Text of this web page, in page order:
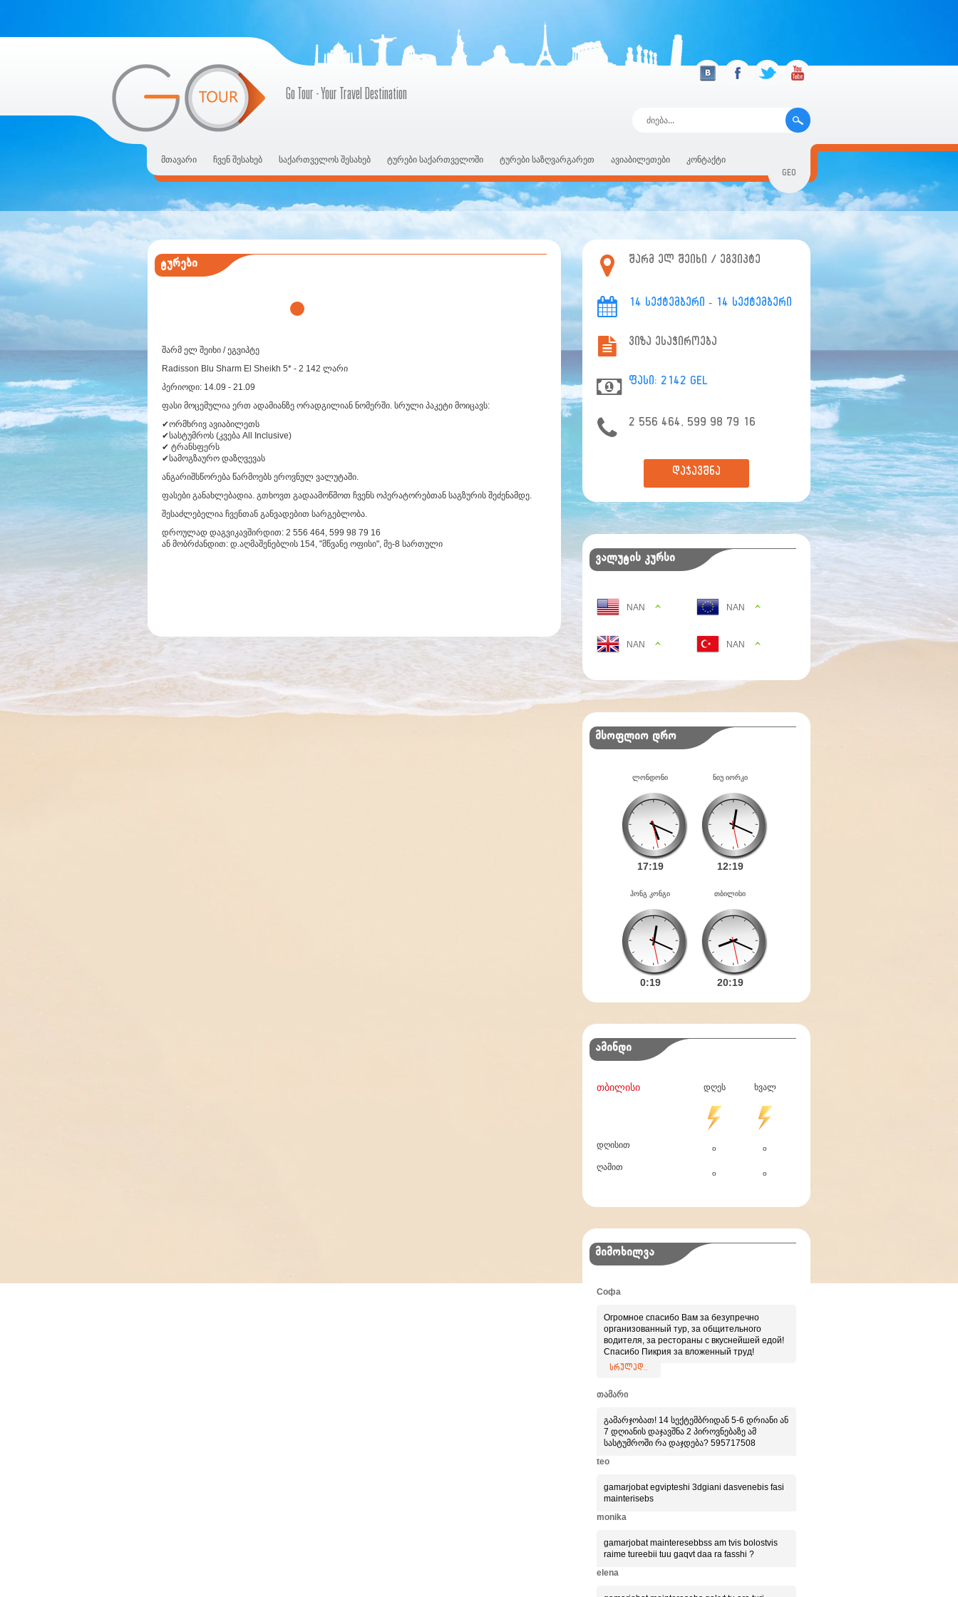
Go Tour - Your Travel Destination
მთავარი ჩვენ შესახებ საქართველოს შესახებ ტურები საქართველოში ტურები საზღვარგარეთ ავიაბილეთები კონტაქტი
GEO
ტურები
შარმ ელ შეიხი / ეგვიპტე
Radisson Blu Sharm El Sheikh 5* - 2 142 ლარი
პერიოდი: 14.09 - 21.09
ფასი მოცემულია ერთ ადამიანზე ორადგილიან ნომერში. სრული პაკეტი მოიცავს:
✔ორმხრივ ავიაბილეთს
✔სასტუმროს (კვება All Inclusive)
✔ ტრანსფერს
✔სამოგზაურო დაზღვევას
ანგარიშსწორება წარმოებს ეროვნულ ვალუტაში.
ფასები განახლებადია. გთხოვთ გადაამოწმოთ ჩვენს ოპერატორებთან საგზურის შეძენამდე.
შესაძლებელია ჩვენთან განვადებით სარგებლობა.
დროულად დაგვიკავშირდით: 2 556 464, 599 98 79 16
ან მობრძანდით: დ.აღმაშენებლის 154, "მწვანე ოფისი", მე-8 სართული
შარმ ელ შეიხი / ეგვიპტე
14 სექტემბერი - 14 სექტემბერი
ვიზა ესაჭიროება
ფასი: 2142 GEL
2 556 464, 599 98 79 16
დაჯავშნა
ვალუტის კურსი
NAN NAN
NAN NAN
მსოფლიო დრო
ლონდონი
17:19
ნიუ იორკი
12:19
ჰონგ კონგი
0:19
თბილისი
20:19
ამინდი
თბილისი
დღისით
ღამით
დღეს
o
o
ხვალ
o
o
მიმოხილვა
Софа
Огромное спасибо Вам за безупречно
организованный тур, за общительного
водителя, за рестораны с вкуснейшей едой!
Спасибо Пикрия за вложенный труд!
Приятно иметь дело с настоящими
სრულად..
თამარი
გამარჯობათ! 14 სექტემბრიდან 5-6 დრიანი ან
7 დღიანის დაჯავშნა 2 პიროვნებაზე ამ
სასტუმროში რა დაჯდება? 595717508
teo
gamarjobat egvipteshi 3dgiani dasvenebis fasi
mainterisebs
monika
gamarjobat mainteresebbss am tvis bolostvis
raime tureebii tuu gaqvt daa ra fasshi ?
elena